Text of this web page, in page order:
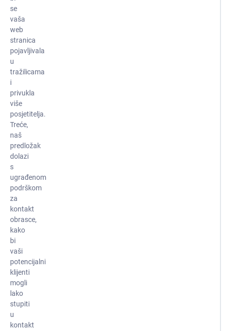
se
vaša
web
stranica
pojavljivala
u
tražilicama
i
privukla
više
posjetitelja.
Treće,
naš
predložak
dolazi
s
ugrađenom
podrškom
za
kontakt
obrasce,
kako
bi
vaši
potencijalni
klijenti
mogli
lako
stupiti
u
kontakt